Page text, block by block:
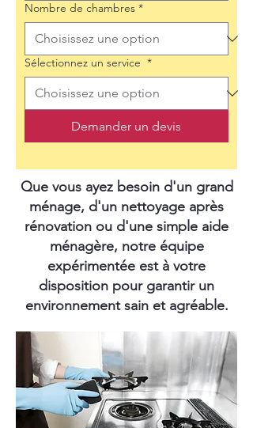
Nombre de chambres *
Sélectionnez un service *
Demander un devis
Que vous ayez besoin d'un grand
ménage, d'un nettoyage après
rénovation ou d'une simple aide
ménagère, notre équipe
expérimentée est à votre
disposition pour garantir un
environnement sain et agréable.